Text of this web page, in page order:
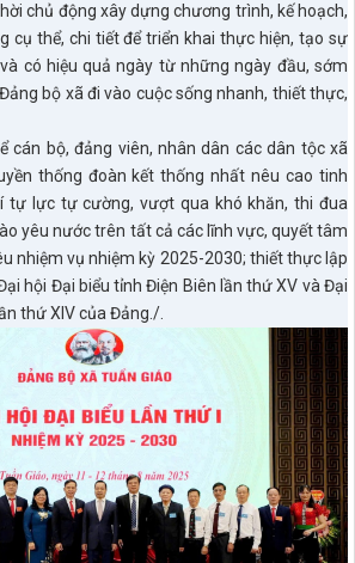
chủ động xây dựng chương trình, kế hoạch,
cụ thể, chi tiết để triển khai thực hiện, tạo sự
có hiệu quả ngày từ những ngày đầu, sớm
bộ xã đi vào cuộc sống nhanh, thiết thực,
cán bộ, đảng viên, nhân dân các dân tộc xã
thống đoàn kết thống nhất nêu cao tinh
tự lực tự cường, vượt qua khó khăn, thi đua
yêu nước trên tất cả các lĩnh vực, quyết tâm
nhiệm vụ nhiệm kỳ 2025-2030; thiết thực lập
hội Đại biểu tỉnh Điện Biên lần thứ XV và Đại
thứ XIV của Đảng./.